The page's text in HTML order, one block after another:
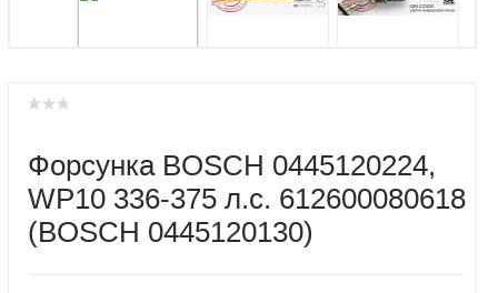
Форсунка BOSCH 0445120224,
WP10 336-375 л.с. 612600080618
(BOSCH 0445120130)